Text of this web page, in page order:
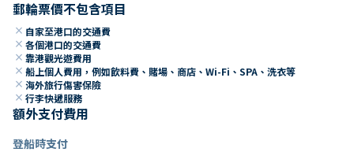
郵輪票價不包含項目
close 自家至港口的交通費
close 各個港口的交通費
close 靠港觀光遊費用
close 船上個人費用，例如飲料費、賭場、商店、Wi-Fi、SPA、洗衣等
close 海外旅行傷害保險
close 行李快遞服務
額外支付費用
登船時支付